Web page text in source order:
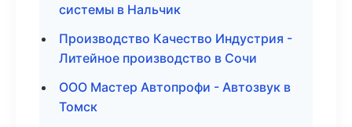
системы в Нальчик
Производство Качество Индустрия -
Литейное производство в Сочи
ООО Мастер Автопрофи - Автозвук в
Томск